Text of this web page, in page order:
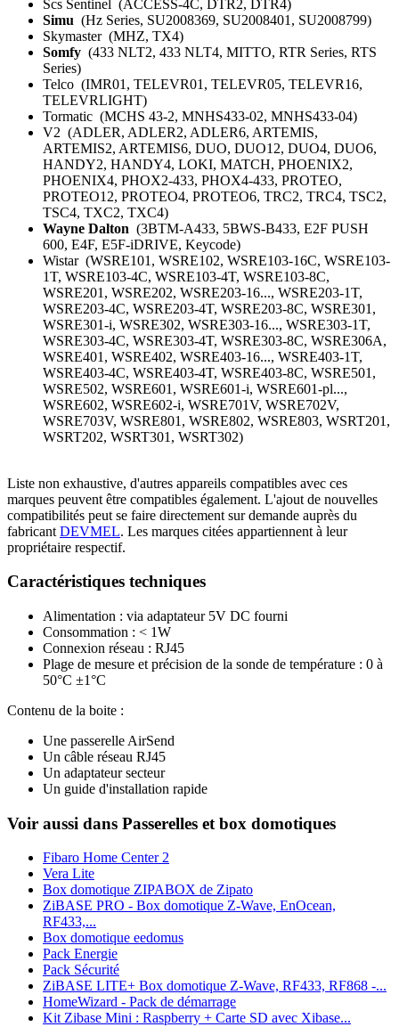
Scs Sentinel (ACCESS-4C, DTR2, DTR4)
Simu (Hz Series, SU2008369, SU2008401, SU2008799)
Skymaster (MHZ, TX4)
Somfy (433 NLT2, 433 NLT4, MITTO, RTR Series, RTS
Series)
Telco (IMR01, TELEVR01, TELEVR05, TELEVR16,
TELEVRLIGHT)
Tormatic (MCHS 43-2, MNHS433-02, MNHS433-04)
V2 (ADLER, ADLER2, ADLER6, ARTEMIS,
ARTEMIS2, ARTEMIS6, DUO, DUO12, DUO4, DUO6,
HANDY2, HANDY4, LOKI, MATCH, PHOENIX2,
PHOENIX4, PHOX2-433, PHOX4-433, PROTEO,
PROTEO12, PROTEO4, PROTEO6, TRC2, TRC4, TSC2,
TSC4, TXC2, TXC4)
Wayne Dalton (3BTM-A433, 5BWS-B433, E2F PUSH
600, E4F, E5F-iDRIVE, Keycode)
Wistar (WSRE101, WSRE102, WSRE103-16C, WSRE103-
1T, WSRE103-4C, WSRE103-4T, WSRE103-8C,
WSRE201, WSRE202, WSRE203-16..., WSRE203-1T,
WSRE203-4C, WSRE203-4T, WSRE203-8C, WSRE301,
WSRE301-i, WSRE302, WSRE303-16..., WSRE303-1T,
WSRE303-4C, WSRE303-4T, WSRE303-8C, WSRE306A,
WSRE401, WSRE402, WSRE403-16..., WSRE403-1T,
WSRE403-4C, WSRE403-4T, WSRE403-8C, WSRE501,
WSRE502, WSRE601, WSRE601-i, WSRE601-pl...,
WSRE602, WSRE602-i, WSRE701V, WSRE702V,
WSRE703V, WSRE801, WSRE802, WSRE803, WSRT201,
WSRT202, WSRT301, WSRT302)
Liste non exhaustive, d'autres appareils compatibles avec ces
marques peuvent être compatibles également. L'ajout de nouvelles
compatibilités peut se faire directement sur demande auprès du
fabricant DEVMEL. Les marques citées appartiennent à leur
propriétaire respectif.
Caractéristiques techniques
Alimentation : via adaptateur 5V DC fourni
Consommation : < 1W
Connexion réseau : RJ45
Plage de mesure et précision de la sonde de température : 0 à
50°C ±1°C
Contenu de la boite :
Une passerelle AirSend
Un câble réseau RJ45
Un adaptateur secteur
Un guide d'installation rapide
Voir aussi dans Passerelles et box domotiques
Fibaro Home Center 2
Vera Lite
Box domotique ZIPABOX de Zipato
ZiBASE PRO - Box domotique Z-Wave, EnOcean,
RF433,...
Box domotique eedomus
Pack Energie
Pack Sécurité
ZiBASE LITE+ Box domotique Z-Wave, RF433, RF868 -...
HomeWizard - Pack de démarrage
Kit Zibase Mini : Raspberry + Carte SD avec Xibase...